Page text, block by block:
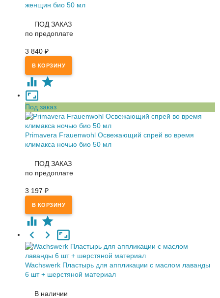
женщин био 50 мл
ПОД ЗАКАЗ
по предоплате
3 840 ₽
Под заказ
Primavera Frauenwohl Освежающий спрей во время
климакса ночью био 50 мл
ПОД ЗАКАЗ
по предоплате
3 197 ₽
Wachswerk Пластырь для аппликации с маслом лаванды
6 шт + шерстяной материал
В наличии